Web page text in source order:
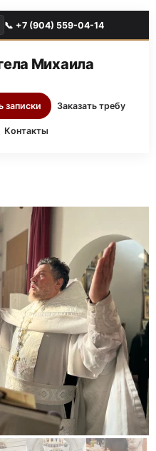
📞 +7 (904) 559-04-14
Михаила
записки Заказать требу
Контакты